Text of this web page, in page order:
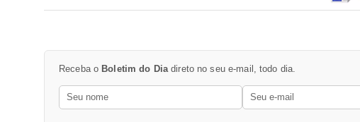
Receba o Boletim do Dia direto no seu e-mail, todo dia.